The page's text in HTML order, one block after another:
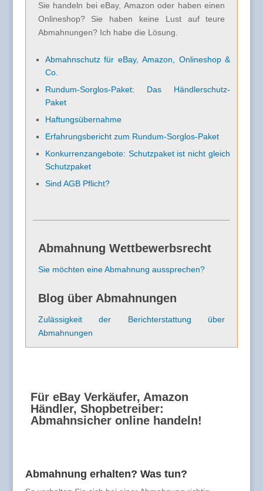
Sie handeln bei eBay, Amazon oder haben einen
Onlineshop? Sie haben keine Lust auf teure
Abmahnungen? Ich habe die Lösung.
Abmahnschutz für eBay, Amazon, Onlineshop &
Co.
Rundum-Sorglos-Paket: Das Händlerschutz-
Paket
Haftungsübernahme
Erfahrungsbericht zum Rundum-Sorglos-Paket
Konkurrenzangebote: Schutzpaket ist nicht gleich
Schutzpaket
Sind AGB Pflicht?
Abmahnung Wettbewerbsrecht
Sie möchten eine Abmahnung aussprechen?
Blog über Abmahnungen
Zulässigkeit der Berichterstattung über
Abmahnungen
Für eBay Verkäufer, Amazon
Händler, Shopbetreiber:
Abmahnsicher online handeln!
Abmahnung erhalten? Was tun?